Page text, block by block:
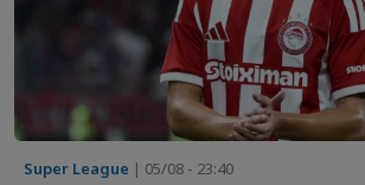
Super League | 05/08 - 23:40